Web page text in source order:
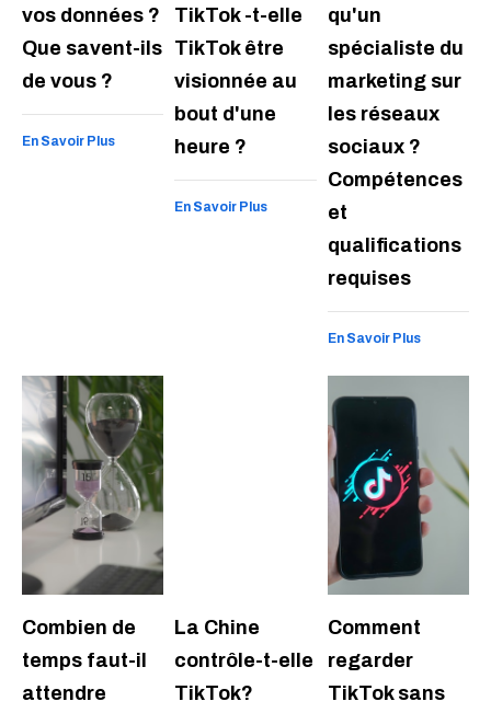
vos données ?
Que savent-ils
de vous ?
En Savoir Plus
TikTok -t-elle
TikTok être
visionnée au
bout d'une
heure ?
En Savoir Plus
qu'un
spécialiste du
marketing sur
les réseaux
sociaux ?
Compétences
et
qualifications
requises
En Savoir Plus
Combien de
temps faut-il
attendre
La Chine
contrôle-t-elle
TikTok?
Comment
regarder
TikTok sans